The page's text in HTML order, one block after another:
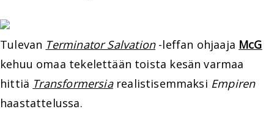
Tulevan Terminator Salvation-leffan ohjaaja McG
kehuu omaa tekelettään toista kesän varmaa
hittiä Transformersiarealistisemmaksi Empiren
haastattelussa.